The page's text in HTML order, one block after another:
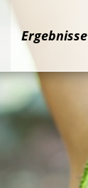
Ergebnisse